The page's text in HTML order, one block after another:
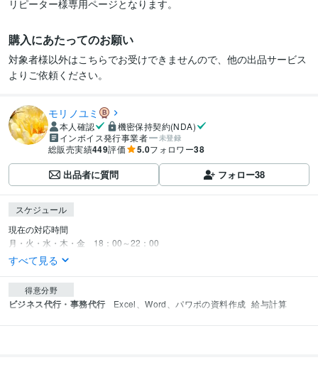
購入にあたってのお願い
対象者様以外はこちらでお受けできませんので、他の出品サービス
よりご依頼ください。
モリノユミ
本人確認
機密保持契約(NDA)
インボイス発行事業者
未登録
総販売実績449評価 5.0フォロワー38
出品者に質問 フォロー38
スケジュール
現在の対応時間
月・火・水・木・金　18：00～22：00
すべて見る
得意分野
ビジネス代行・事務代行 Excel、Word、パワポの資料作成 給与計算